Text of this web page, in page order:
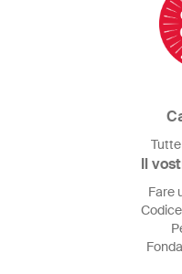
Il
Fare